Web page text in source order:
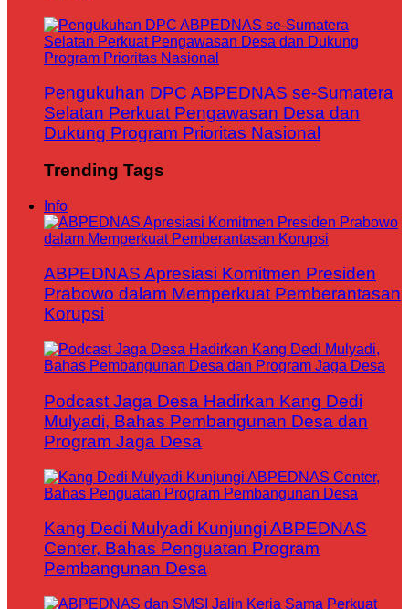
Pengukuhan DPC ABPEDNAS se-Sumatera
Selatan Perkuat Pengawasan Desa dan
Dukung Program Prioritas Nasional
Trending Tags
Info
ABPEDNAS Apresiasi Komitmen Presiden
Prabowo dalam Memperkuat Pemberantasan
Korupsi
Podcast Jaga Desa Hadirkan Kang Dedi
Mulyadi, Bahas Pembangunan Desa dan
Program Jaga Desa
Kang Dedi Mulyadi Kunjungi ABPEDNAS
Center, Bahas Penguatan Program
Pembangunan Desa